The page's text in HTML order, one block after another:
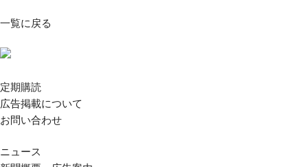
一覧に戻る
定期購読
広告掲載について
お問い合わせ
ニュース